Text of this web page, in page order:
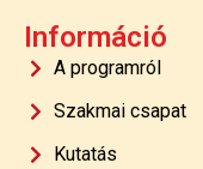
Információ
A programról
Szakmai csapat
Kutatás